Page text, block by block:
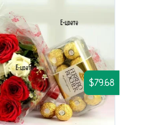
$79.68